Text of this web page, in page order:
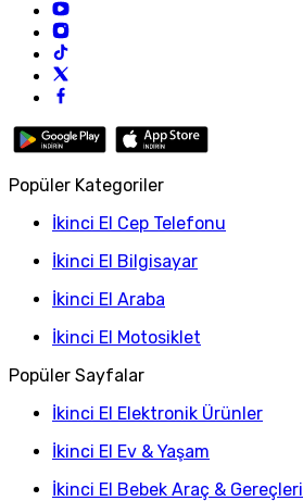
Popüler Kategoriler
İkinci El Cep Telefonu
İkinci El Bilgisayar
İkinci El Araba
İkinci El Motosiklet
Popüler Sayfalar
İkinci El Elektronik Ürünler
İkinci El Ev & Yaşam
İkinci El Bebek Araç & Gereçleri